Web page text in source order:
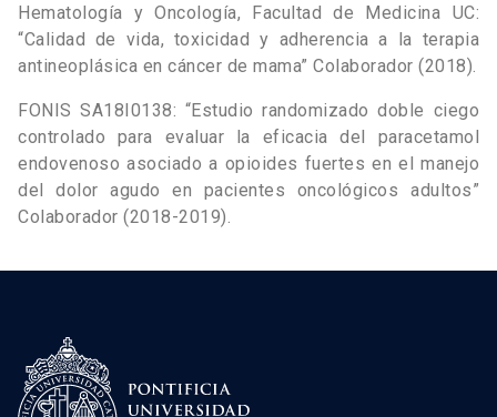
Hematología y Oncología, Facultad de Medicina UC:
“Calidad de vida, toxicidad y adherencia a la terapia
antineoplásica en cáncer de mama” Colaborador (2018).
FONIS SA18I0138: “Estudio randomizado doble ciego
controlado para evaluar la eficacia del paracetamol
endovenoso asociado a opioides fuertes en el manejo
del dolor agudo en pacientes oncológicos adultos”
Colaborador (2018-2019).